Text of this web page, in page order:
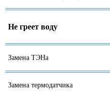
Не греет воду
Замена ТЭНа
Замена термодатчика